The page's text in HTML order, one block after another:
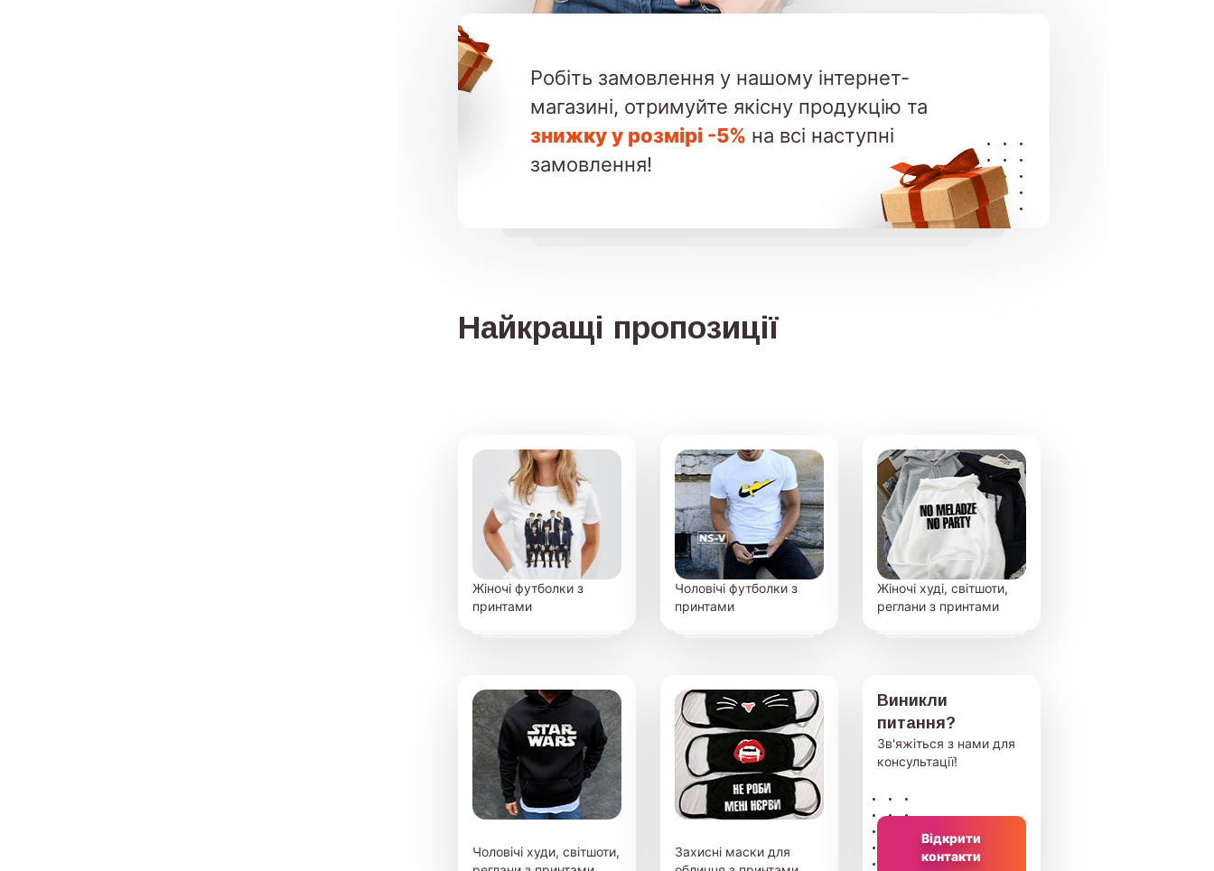
Робіть замовлення у нашому інтернет-
магазині, отримуйте якісну продукцію та
знижку у розмірі -5% на всі наступні
замовлення!
Найкращі пропозиції
Жіночі футболки з
принтами
Чоловічі футболки з
принтами
Жіночі худі, світшоти,
реглани з принтами
Чоловічі худи, світшоти,
Захисні маски для
Виникли
питання?
Зв'яжіться з нами для
консультації!
Відкрити
контакти